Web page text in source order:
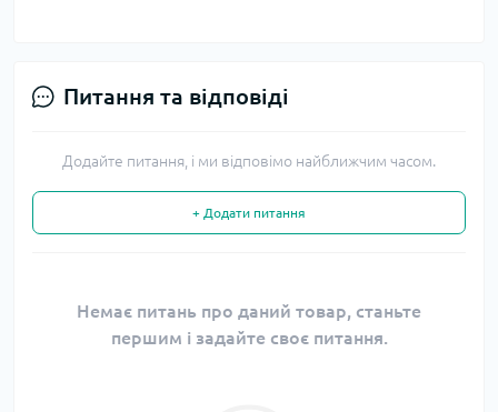
Питання та відповіді
Додайте питання, і ми відповімо найближчим часом.
+ Додати питання
Немає питань про даний товар, станьте
першим і задайте своє питання.